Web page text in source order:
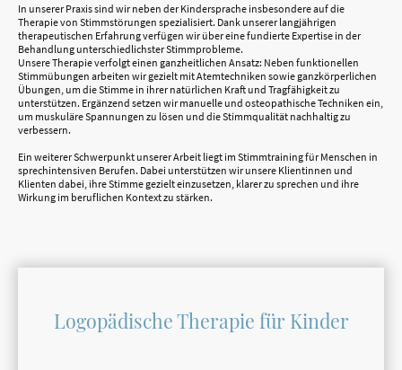
In unserer Praxis sind wir neben der Kindersprache insbesondere auf die
Therapie von Stimmstörungen spezialisiert. Dank unserer langjährigen
therapeutischen Erfahrung verfügen wir über eine fundierte Expertise in der
Behandlung unterschiedlichster Stimmprobleme.
Unsere Therapie verfolgt einen ganzheitlichen Ansatz: Neben funktionellen
Stimmübungen arbeiten wir gezielt mit Atemtechniken sowie ganzkörperlichen
Übungen, um die Stimme in ihrer natürlichen Kraft und Tragfähigkeit zu
unterstützen. Ergänzend setzen wir manuelle und osteopathische Techniken ein,
um muskuläre Spannungen zu lösen und die Stimmqualität nachhaltig zu
verbessern.
Ein weiterer Schwerpunkt unserer Arbeit liegt im Stimmtraining für Menschen in
sprechintensiven Berufen. Dabei unterstützen wir unsere Klientinnen und
Klienten dabei, ihre Stimme gezielt einzusetzen, klarer zu sprechen und ihre
Wirkung im beruflichen Kontext zu stärken.
Logopädische Therapie für Kinder